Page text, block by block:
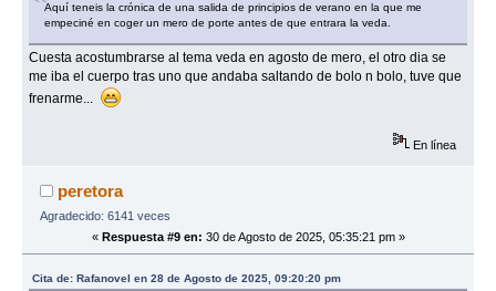
Aquí teneis la crónica de una salida de principios de verano en la que me
empeciné en coger un mero de porte antes de que entrara la veda.
Cuesta acostumbrarse al tema veda en agosto de mero, el otro dia se
me iba el cuerpo tras uno que andaba saltando de bolo n bolo, tuve que
frenarme...
En línea
peretora
Agradecido: 6141 veces
« Respuesta #9 en: 30 de Agosto de 2025, 05:35:21 pm »
Cita de: Rafanovel en 28 de Agosto de 2025, 09:20:20 pm